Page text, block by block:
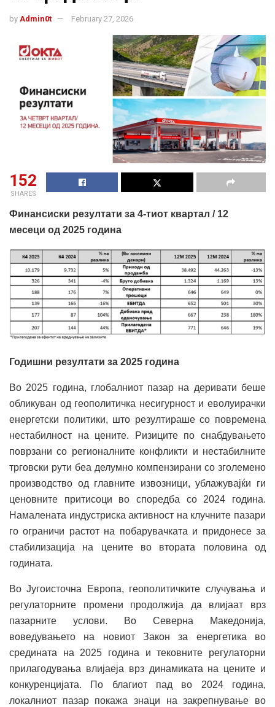
by Admin0t February 27, 2026
152
SHARES
Финансиски резултати за 4-тиот квартал / 12
месеци од 2025 година
Годишни резултати за 2025 година
Во 2025 година, глобалниот пазар на деривати беше
обликуван од геополитичка несигурност и еволуирачки
енергетски политики, што резултираше со повремена
нестабилност на цените. Ризиците по снабдувањето
поврзани со регионалните конфликти и нестабилните
трговски рути беа делумно компензирани со зголемено
производство од главните извозници, ублажувајќи ги
ценовните притисоци во споредба со 2024 година.
Намалената индустриска активност на клучните пазари
го ограничи растот на побарувачката и придонесе за
стабилизација на цените во втората половина од
годината.
Во Југоисточна Европа, геополитичките случувања и
регулаторните промени продолжија да влијаат врз
пазарните услови. Во Северна Македонија,
воведувањето на новиот Закон за енергетика во
средината на 2025 година и тековните регулаторни
прилагодувања влијаеја врз динамиката на цените и
конкуренцијата. По благиот пад во 2024 година,
локалниот пазар покажа знаци на закрепнување во